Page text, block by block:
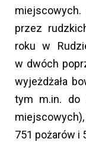
przez
roku w
w dwóch
wyjeżdżała
tym m.in. do
751 pożarów i